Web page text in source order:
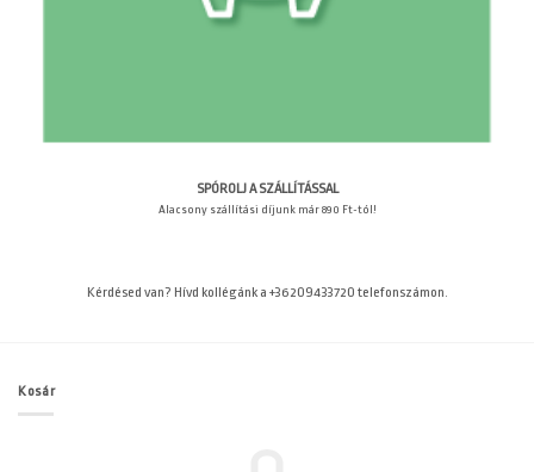
SPÓROLJ A SZÁLLÍTÁSSAL
Alacsony szállítási díjunk már 890 Ft-tól!
Kérdésed van? Hívd kollégánk a +36209433720 telefonszámon.
Kosár